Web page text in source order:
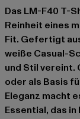
Das LM-F40 T-
Reinheit eines
Fit. Gefertigt
weiße Casual-
und Stil vereint.
oder als Basis
Eleganz macht
Essential, das